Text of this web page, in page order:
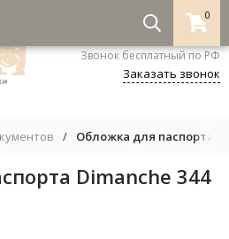
0
8-800-333-5530
Звонок бесплатный по РФ
Заказать звонок
/ Обложка для паспорта
Dimanche 344